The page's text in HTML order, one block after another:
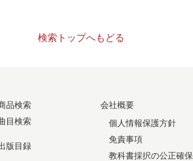
検索トップへもどる
品検索
目検索
版目録
会社概要
個人情報保護方針
免責事項
教科書採択の公正確保